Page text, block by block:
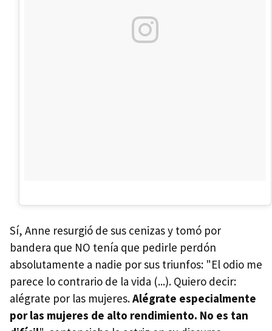
Sí, Anne resurgió de sus cenizas y tomó por
bandera que NO tenía que pedirle perdón
absolutamente a nadie por sus triunfos: "El odio me
parece lo contrario de la vida (...). Quiero decir:
alégrate por las mujeres.Alégrate especialmente
por las mujeres de alto rendimiento. No es tan